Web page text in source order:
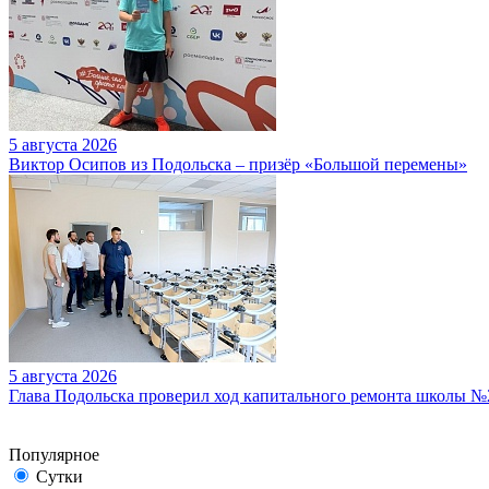
5 августа 2026
Виктор Осипов из Подольска – призёр «Большой перемены»
5 августа 2026
Глава Подольска проверил ход капитального ремонта школы
Популярное
Сутки